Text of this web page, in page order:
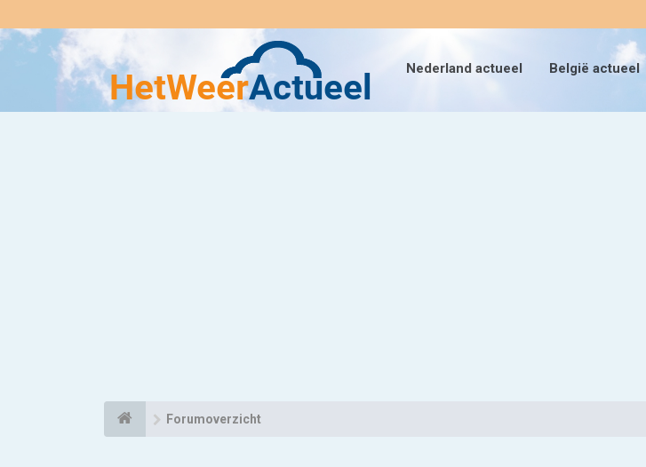
Nederland actueel België actueel
Forumoverzicht